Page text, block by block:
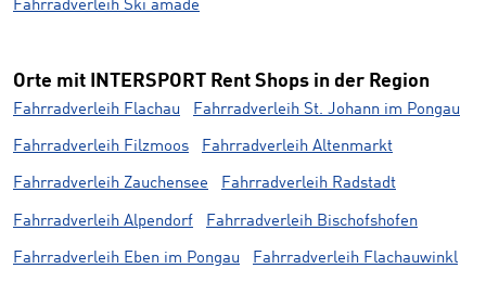
Fahrradverleih Ski amadé
Orte mit INTERSPORT Rent Shops in der Region
Fahrradverleih Flachau Fahrradverleih St. Johann im Pongau
Fahrradverleih Filzmoos Fahrradverleih Altenmarkt
Fahrradverleih Zauchensee Fahrradverleih Radstadt
Fahrradverleih Alpendorf Fahrradverleih Bischofshofen
Fahrradverleih Eben im Pongau Fahrradverleih Flachauwinkl